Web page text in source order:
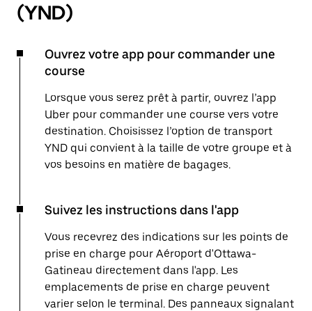
(YND)
Ouvrez votre app pour commander une
course
Lorsque vous serez prêt à partir, ouvrez l’app
Uber pour commander une course vers votre
destination. Choisissez l’option de transport
YND qui convient à la taille de votre groupe et à
vos besoins en matière de bagages.
Suivez les instructions dans l'app
Vous recevrez des indications sur les points de
prise en charge pour Aéroport d'Ottawa-
Gatineau directement dans l'app. Les
emplacements de prise en charge peuvent
varier selon le terminal. Des panneaux signalant